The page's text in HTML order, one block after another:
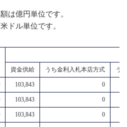
は億円単位です。
ドル単位です。
資金供給 うち金利入札本店方式 う
103,843 0
103,843 0
103,843 0